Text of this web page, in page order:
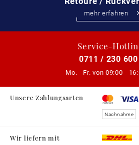
mehr erfahren
Service-
0711 / 230
Mo. - Fr. von 09:00 -
Unsere Zahlungsarten
Nachnahme
Wir liefern mit